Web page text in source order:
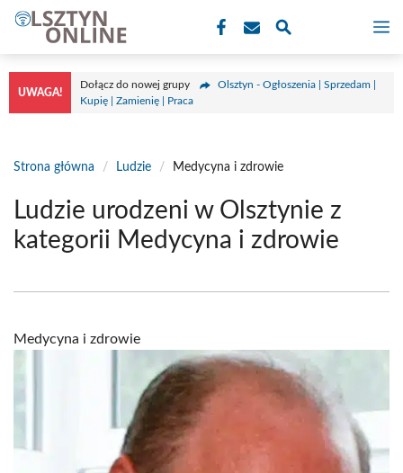
Przejdź
treści
UWAGA!
Dołącz do nowej grupy
Olsztyn - Ogłoszenia | Sprzedam |
Kupię | Zamienię | Praca
Strona główna / Ludzie / Medycyna i zdrowie
Ludzie urodzeni w Olsztynie z
kategorii Medycyna i zdrowie
Medycyna i zdrowie